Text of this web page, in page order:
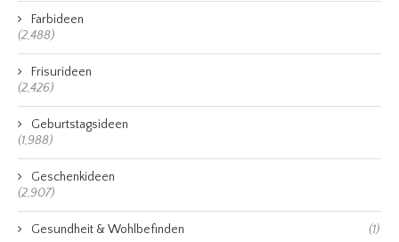
Farbideen
(2,488)
Frisurideen
(2,426)
Geburtstagsideen
(1,988)
Geschenkideen
(2,907)
Gesundheit & Wohlbefinden (1)